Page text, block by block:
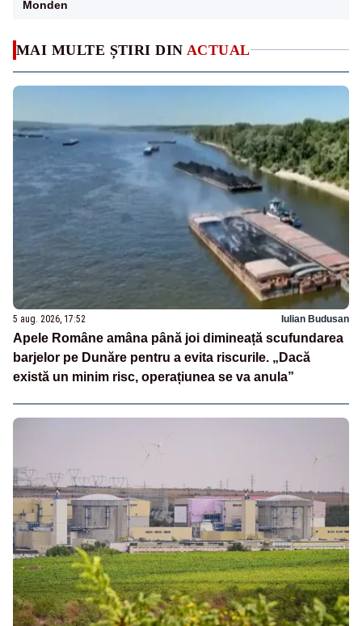
MAI MULTE ȘTIRI DIN ACTUAL
5 aug. 2026, 17:52 Iulian Budusan
Apele Române amâna până joi dimineață scufundarea
barjelor pe Dunăre pentru a evita riscurile. „Dacă
există un minim risc, operațiunea se va anula”
Monden